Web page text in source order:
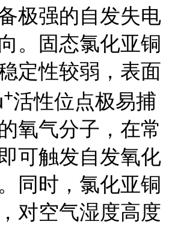
极强的自发失电
。固态氯化亚铜
定性较弱，表面
+活性位点极易捕
氧气分子，在常
可触发自发氧化
同时，氯化亚铜
对空气湿度高度